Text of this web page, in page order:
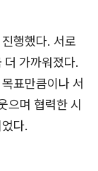
행했다. 서로
더 가까워졌다.
표만큼이나 서
으며 협력한 시
다.